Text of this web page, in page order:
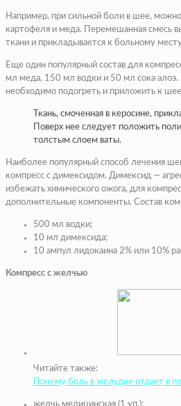
Например, при сильной боли в шее,
картофеля и меда. Перемешанная смесь
ткани и прикладывается к больному
Еще один популярный состав для
мл меда, 150 мл водки и 50 мл сока
необходимо подогреть и приложить к шее
Ткань, смоченная в керосине,
Поверх нее следует положить
толстым слоем ваты.
Наиболее популярный способ лечения
компресс с димексидом. Димексид —
избежать химического ожога, для
дополнительные компоненты. Состав
500 мл водки;
10 мл димексида;
10 ампул лидокаина 2% или 10%
Компресс с желчью
Читайте также:
Почему боль в желудке отдает в